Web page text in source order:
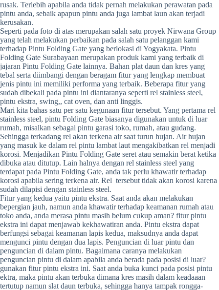
rusak. Terlebih apabila anda tidak pernah melakukan perawatan pada
pintu anda, sebaik apapun pintu anda juga lambat laun akan terjadi
kerusakan.
Seperti pada foto di atas merupakan salah satu proyek Nirwana Group
yang telah melakukan perbaikan pada salah satu pelanggan kami
terhadap Pintu Folding Gate yang berlokasi di Yogyakata. Pintu
Folding Gate Surabayaan merupakan produk kami yang terbaik di
jajaran Pintu Folding Gate lainnya. Bahan plat daun dan kres yang
tebal serta diimbangi dengan beragam fitur yang lengkap membuat
jenis pintu ini memiliki performa yang terbaik. Beberapa fitur yang
sudah dibekali pada pintu ini diantaranya seperti rel stainless steel,
pintu ekstra, swing,, cat oven, dan anti linggis.
Mari kita bahas satu per satu kegunaan fitur tersebut. Yang pertama rel
stainless steel, pintu Folding Gate biasanya digunakan untuk di luar
rumah, misalkan sebagai pintu garasi toko, rumah, atau gudang.
Sehingga terkadang rel akan terkena air saat turun hujan. Air hujan
yang masuk ke dalam rel pintu lambat laut mengakibatkan rel menjadi
korosi. Menjadikan Pintu Folding Gate seret atau semakin berat ketika
dibuka atau ditutup. Lain halnya dengan rel stainless steel yang
terdapat pada Pintu Folding Gate, anda tak perlu khawatir terhadap
korosi apabila sering terkena air. Rel tersebut tidak akan korosi karena
sudah dilapisi dengan stainless steel.
Fitur yang kedua yaitu pintu ekstra. Saat anda akan melakukan
bepergian jauh, namun anda khawatir terhadap keamanan rumah atau
toko anda, anda merasa pintu masih belum cukup aman? fitur pintu
ekstra ini dapat menjawab kekhawatiran anda. Pintu ekstra dapat
berfungsi sebagai keamanan lapis kedua, maksudnya anda dapat
mengunci pintu dengan dua lapis. Penguncian di luar pintu dan
penguncian di dalam pintu. Bagaimana caranya melakukan
penguncian pintu di dalam apabila anda berada pada posisi di luar?
gunakan fitur pintu ekstra ini. Saat anda buka kunci pada posisi pintu
ektra, maka pintu akan terbuka dimana kres masih dalam keadaaan
tertutup namun slat daun terbuka, sehingga hanya tampak rongga-